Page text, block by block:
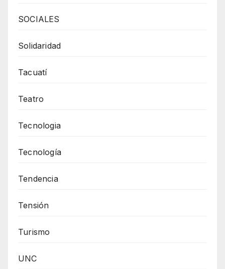
SOCIALES
Solidaridad
Tacuatí
Teatro
Tecnologia
Tecnología
Tendencia
Tensión
Turismo
UNC